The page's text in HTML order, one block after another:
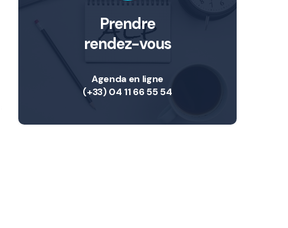
Prendre
rendez-vous
Agenda en ligne
(+33) 04 11 66 55 54